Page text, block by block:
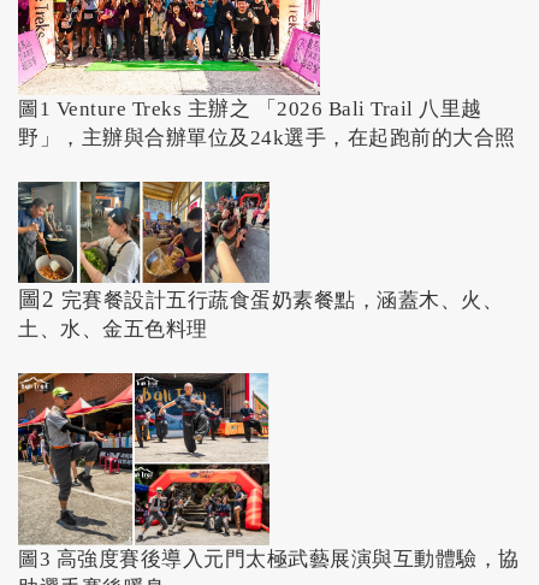
圖1 Venture Treks 主辦之 「2026 Bali Trail 八里越
野」，主辦與合辦單位及24k選手，在起跑前的大合照
圖2 完賽餐設計五行蔬食蛋奶素餐點，涵蓋木、火、
土、水、金五色料理
圖3 高強度賽後導入元門太極武藝展演與互動體驗，協